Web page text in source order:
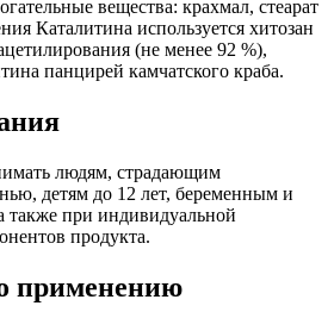
вещества: крахмал, стеарат
Каталитина используется хитозан
(не менее 92 %),
панцирей камчатского краба.
людям, страдающим
детям до 12 лет, беременным и
при индивидуальной
продукта.
применению